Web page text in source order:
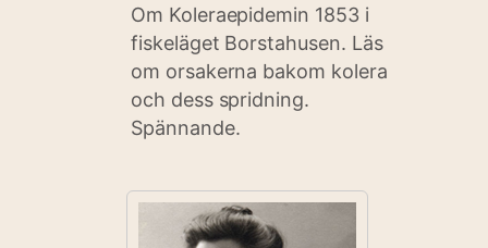
Om Koleraepidemin 1853 i
fiskeläget Borstahusen. Läs
om orsakerna bakom kolera
och dess spridning.
Spännande.